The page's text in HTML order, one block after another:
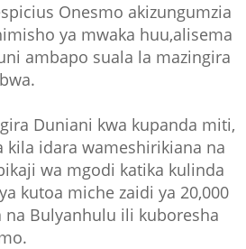
Onesmo akizungumzia
ya mwaka huu,alisema
ambapo suala la mazingira
Duniani kwa kupanda miti,
kila idara wameshirikiana na
wa mgodi katika kulinda
kutoa miche zaidi ya 20,000
na Bulyanhulu ili kuboresha